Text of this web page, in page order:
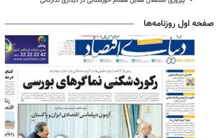
صفحه اول روزنامه‌ها